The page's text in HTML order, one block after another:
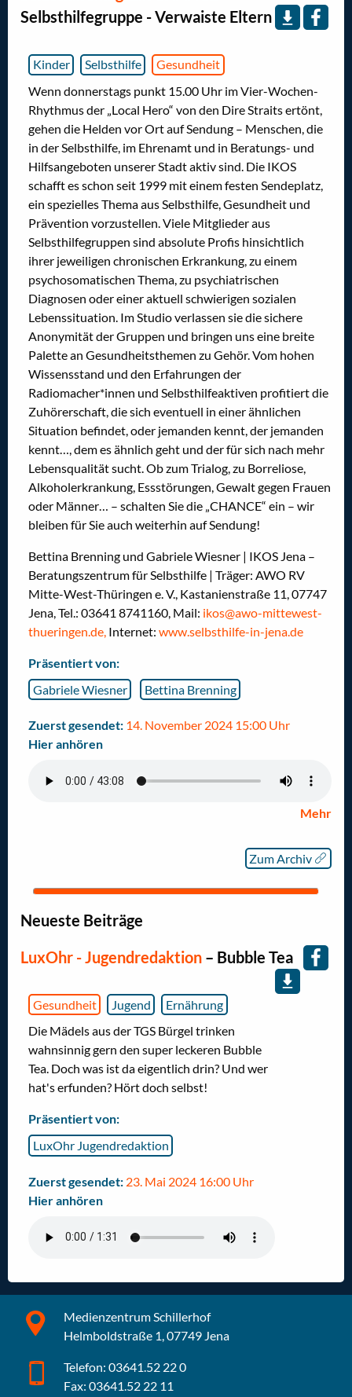
Selbsthilfegruppe - Verwaiste Eltern
Kinder Selbsthilfe
Gesundheit
Wenn donnerstags punkt 15.00 Uhr im Vier-Wochen-
Rhythmus der „Local Hero“ von den Dire Straits ertönt,
gehen die Helden vor Ort auf Sendung – Menschen, die
in der Selbsthilfe, im Ehrenamt und in Beratungs- und
Hilfsangeboten unserer Stadt aktiv sind. Die IKOS
schafft es schon seit 1999 mit einem festen Sendeplatz,
ein spezielles Thema aus Selbsthilfe, Gesundheit und
Prävention vorzustellen. Viele Mitglieder aus
Selbsthilfegruppen sind absolute Profis hinsichtlich
ihrer jeweiligen chronischen Erkrankung, zu einem
psychosomatischen Thema, zu psychiatrischen
Diagnosen oder einer aktuell schwierigen sozialen
Lebenssituation. Im Studio verlassen sie die sichere
Anonymität der Gruppen und bringen uns eine breite
Palette an Gesundheitsthemen zu Gehör. Vom hohen
Wissensstand und den Erfahrungen der
Radiomacher*innen und Selbsthilfeaktiven profitiert die
Zuhörerschaft, die sich eventuell in einer ähnlichen
Situation befindet, oder jemanden kennt, der jemanden
kennt…, dem es ähnlich geht und der für sich nach mehr
Lebensqualität sucht. Ob zum Trialog, zu Borreliose,
Alkoholerkrankung, Essstörungen, Gewalt gegen Frauen
oder Männer… – schalten Sie die „CHANCE“ ein – wir
bleiben für Sie auch weiterhin auf Sendung!
Bettina Brenning und Gabriele Wiesner | IKOS Jena –
Beratungszentrum für Selbsthilfe | Träger: AWO RV
Mitte-West-Thüringen e. V., Kastanienstraße 11, 07747
Jena, Tel.: 03641 8741160, Mail: ikos@awo-mittewest-
thueringen.de, Internet: www.selbsthilfe-in-jena.de
Präsentiert von:
Gabriele Wiesner
Bettina Brenning
Zuerst gesendet: 14. November 2024 15:00 Uhr
Hier anhören
Mehr
Zum Archiv
Neueste Beiträge
LuxOhr - Jugendredaktion – Bubble Tea
Gesundheit Jugend
Ernährung
Die Mädels aus der TGS Bürgel trinken
wahnsinnig gern den super leckeren Bubble
Tea. Doch was ist da eigentlich drin? Und wer
hat's erfunden? Hört doch selbst!
Präsentiert von:
LuxOhr Jugendredaktion
Zuerst gesendet: 23. Mai 2024 16:00 Uhr
Hier anhören
Medienzentrum Schillerhof
Helmboldstraße 1, 07749 Jena
Telefon: 03641.52 22 0
Fax: 03641.52 22 11